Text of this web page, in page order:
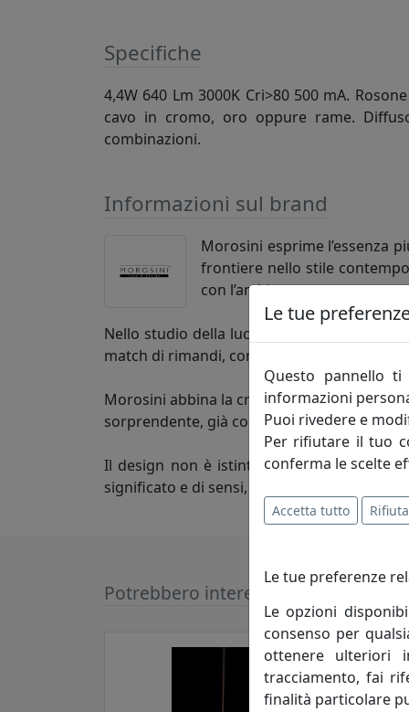
Specifiche
4,4W 640 Lm 3000K Cri>80 500 mA.
cavo in cromo, oro oppure rame.
combinazioni.
Informazioni sul brand
Morosini esprime l’essenza
frontiere nello stile
con l’ambiente.
Nello studio della luce e nella pulizia
match di rimandi, contrasti e ispirazioni
Morosini abbina la creatività dirompente di
sorprendente, già conosciuta e
Il design non è istinto. E’ pensiero
significato e di sensi, è un gioco formale
Potrebbero interessarti
Le tue
Questo pannello
informazioni
Puoi rivedere e
Per rifiutare il tuo
conferma le scelte
Accetta tutto
Le tue preferenze
Le opzioni
consenso per
ottenere ulteriori
tracciamento, fai
finalità particolare